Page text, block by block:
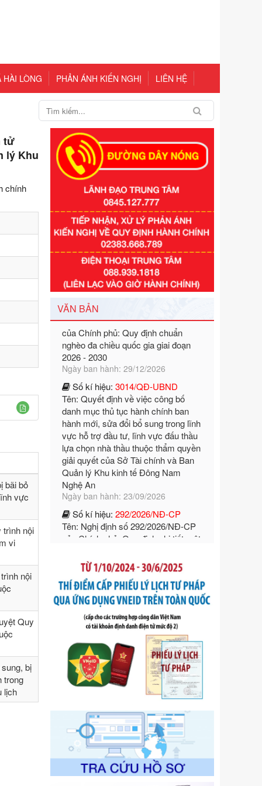
HÀI LÒNG PHẢN ÁNH KIẾN NGHỊ LIÊN HỆ
tử
lý Khu
chính
bãi bỏ
vực
trình nội
vi
nội
Quy
bị
trong
lịch
VĂN BẢN
Số kí hiệu:351/2025/NĐ-CP
Tên: Nghị định số 351/2025/NĐ-CP
nghèo đa chiều quốc gia giai đoạn
2026 - 2030
Ngày ban hành: 29/12/2026
Số kí hiệu:3014/QĐ-UBND
Tên: Quyết định về việc công bố
danh mục thủ tục hành chính ban
hành mới, sửa đổi bổ sung trong lĩnh
vực hỗ trợ đầu tư, lĩnh vực đấu thầu
lựa chọn nhà thầu thuộc thẩm quyền
giải quyết của Sở Tài chính và Ban
Quản lý Khu kinh tế Đông Nam
Nghệ An
Ngày ban hành: 23/09/2026
Số kí hiệu:292/2026/NĐ-CP
Tên: Nghị định số 292/2026/NĐ-CP
của Chính phủ: Quy định chi tiết một
số điều và biện pháp để tổ chức,
hướng dẫn thi hành Luật Quản lý
ngoại thương
Số kí hiệu:292/2026/NĐ-CP
Tên: Nghị định số 292/2026/NĐ-CP
của Chính phủ: Quy định chi tiết một
số điều và biện pháp để tổ chức,
hướng dẫn thi hành Luật Quản lý
ngoại thương
Ngày ban hành: 21/07/2026
Số kí hiệu:105/2026/TT-BTC
Tên: Thông tư số 105/2026/TT-BTC
của Bộ Tài chính: Bãi bỏ Thông tư số
87/2019/TT- BТC ngày 19 tháng 12
năm 2019 của Bộ trưởng Bộ Tài
chính hướng dẫn thực hiện xử phạt
vi phạm hành chính trong lĩnh vực
kho bạc nhà nước
Ngày ban hành: 21/07/2026
Số kí hiệu:291/2026/NĐ-CP